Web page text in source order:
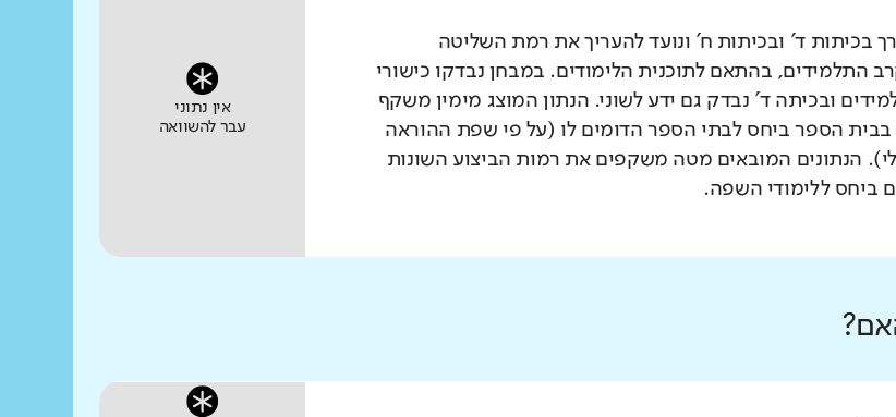
בכיתות ד' ובכיתות ח' ונועד להעריך את רמת השליטה
התלמידים, בהתאם לתוכנית הלימודים. במבחן נבדקו כישורי
ובכיתה ד' נבדק גם ידע לשוני. הנתון המוצג מימין משקף
בבית הספר ביחס לבתי הספר הדומים לו (על פי שפת ההוראה
הנתונים המובאים מטה משקפים את רמות הביצוע השונות
ביחס ללימודי השפה.
אין נתוני
עבר להשוואה